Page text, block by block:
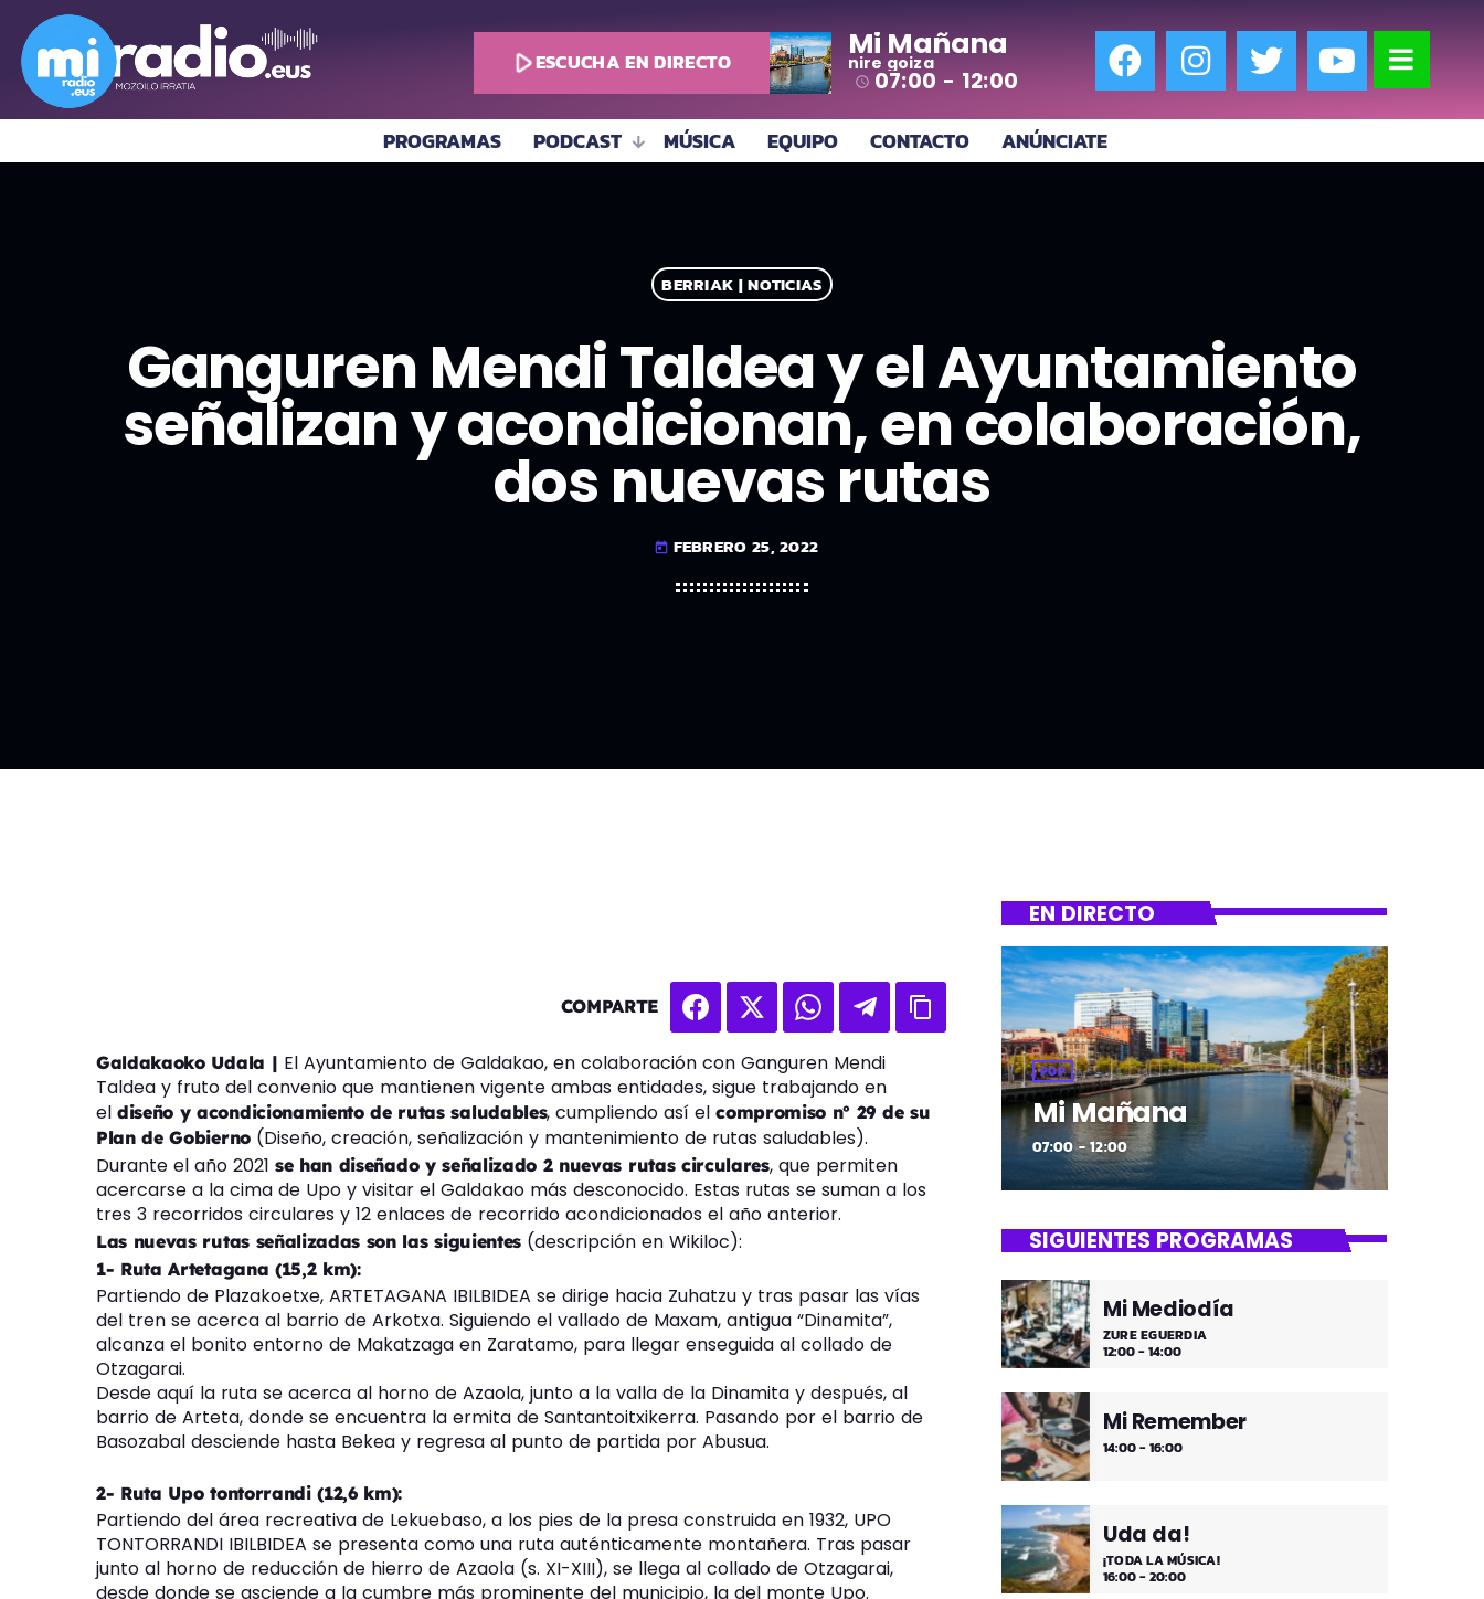
play_arrowESCUCHA EN DIRECTO Mi Mañana
nire goiza
access_time 07:00 - 12:00
PROGRAMAS PODCAST MÚSICA EQUIPO CONTACTO ANÚNCIATE
BERRIAK | NOTICIAS
Ganguren Mendi Taldea y el Ayuntamiento
señalizan y acondicionan, en colaboración,
dos nuevas rutas
today FEBRERO 25, 2022
COMPARTE
Galdakaoko Udala | El Ayuntamiento de Galdakao, en colaboración con Ganguren Mendi
Taldea y fruto del convenio que mantienen vigente ambas entidades, sigue trabajando en
el diseño y acondicionamiento de rutas saludables, cumpliendo así elcompromiso nº 29 de su
Plan de Gobierno(Diseño, creación, señalización y mantenimiento de rutas saludables).
Durante el año 2021 se han diseñado y señalizado 2 nuevas rutas circulares, que permiten
acercarse a la cima de Upo y visitar el Galdakao más desconocido. Estas rutas se suman a los
tres 3 recorridos circulares y 12 enlaces de recorrido acondicionados el año anterior.
Las nuevas rutas señalizadas son las siguientes(descripción en Wikiloc):
1- Ruta Artetagana (15,2 km):
Partiendo de Plazakoetxe, ARTETAGANA IBILBIDEA se dirige hacia Zuhatzu y tras pasar las vías
del tren se acerca al barrio de Arkotxa. Siguiendo el vallado de Maxam, antigua “Dinamita”,
alcanza el bonito entorno de Makatzaga en Zaratamo, para llegar enseguida al collado de
Otzagarai.
Desde aquí la ruta se acerca al horno de Azaola, junto a la valla de la Dinamita y después, al
barrio de Arteta, donde se encuentra la ermita de Santantoitxikerra. Pasando por el barrio de
Basozabal desciende hasta Bekea y regresa al punto de partida por Abusua.
2- Ruta Upo tontorrandi (12,6 km):
Partiendo del área recreativa de Lekuebaso, a los pies de la presa construida en 1932, UPO
TONTORRANDI IBILBIDEA se presenta como una ruta auténticamente montañera. Tras pasar
junto al horno de reducción de hierro de Azaola (s. XI-XIII), se llega al collado de Otzagarai,
desde donde se asciende a la cumbre más prominente del municipio, la del monte Upo.
EN DIRECTO
POP
Mi Mañana
07:00 - 12:00
SIGUIENTES PROGRAMAS
Mi Mediodía
ZURE EGUERDIA
12:00 - 14:00
Mi Remember
14:00 - 16:00
Uda da!
¡TODA LA MÚSICA!
16:00 - 20:00